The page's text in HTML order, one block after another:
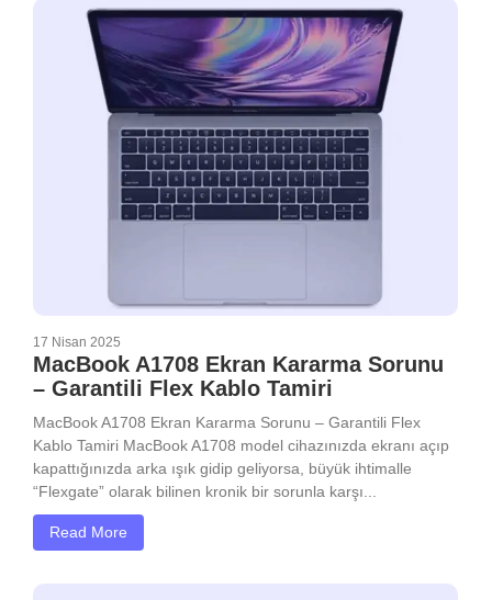
17 Nisan 2025
MacBook A1708 Ekran Kararma Sorunu
– Garantili Flex Kablo Tamiri
MacBook A1708 Ekran Kararma Sorunu – Garantili Flex
Kablo Tamiri MacBook A1708 model cihazınızda ekranı açıp
kapattığınızda arka ışık gidip geliyorsa, büyük ihtimalle
“Flexgate” olarak bilinen kronik bir sorunla karşı...
Read More